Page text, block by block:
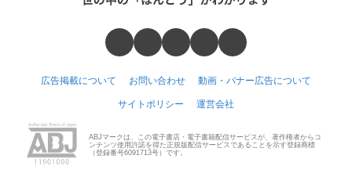
広告掲載について お問い合わせ 動画・バナー広告について
サイトポリシー 運営会社
ABJマークは、この電子書店・電子書籍配信サービスが、著作権者からコ
ンテンツ使用許諾を得た正規版配信サービスであることを示す登録商標
（登録番号6091713号）です。